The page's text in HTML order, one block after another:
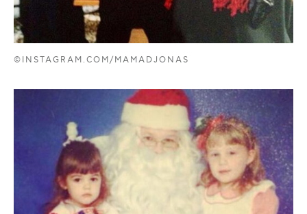
©INSTAGRAM.COM/MAMADJONAS